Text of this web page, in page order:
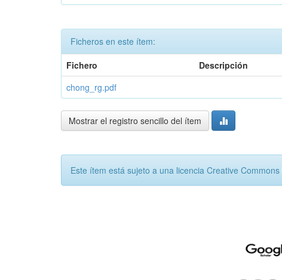
Ficheros en este ítem:
Fichero
Descripción
chong_rg.pdf
Mostrar el registro sencillo del ítem
Este ítem está sujeto a una licencia Creative Commons